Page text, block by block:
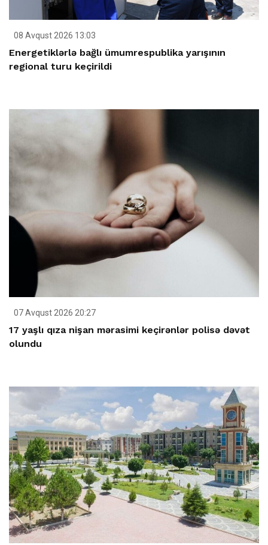
08 Avqust 2026 13:03
Energetiklərlə bağlı ümumrespublika yarışının
regional turu keçirildi
07 Avqust 2026 20:27
17 yaşlı qıza nişan mərasimi keçirənlər polisə dəvət
olundu